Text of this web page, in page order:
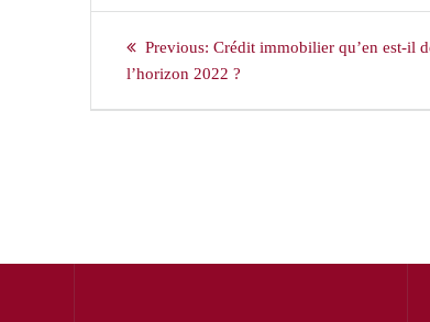
Previous: Previous
post:
Crédit immobilier qu’en est-il
l’horizon 2022 ?